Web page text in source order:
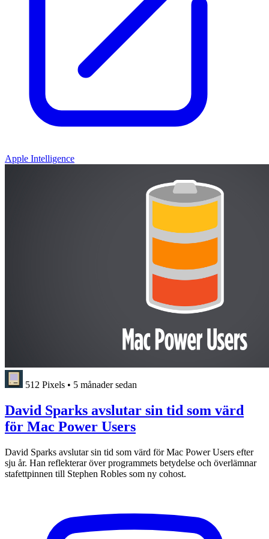
Apple Intelligence
512 Pixels • 5 månader sedan
David Sparks avslutar sin tid som värd
för Mac Power Users
David Sparks avslutar sin tid som värd för Mac Power Users efter
sju år. Han reflekterar över programmets betydelse och överlämnar
stafettpinnen till Stephen Robles som ny cohost.